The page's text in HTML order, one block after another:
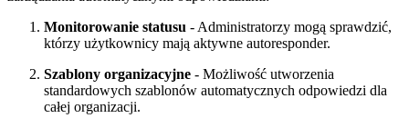
Monitorowanie statusu - Administratorzy mogą sprawdzić,
którzy użytkownicy mają aktywne autoresponder.
Szablony organizacyjne - Możliwość utworzenia
standardowych szablonów automatycznych odpowiedzi dla
całej organizacji.